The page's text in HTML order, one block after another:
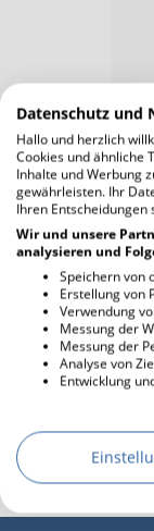
Datenschutz und
Hallo und herzlich
Cookies und ähnliche
Inhalte und Werbung
gewährleisten. Ihr
Ihren Entscheidungen
Wir und unsere
analysieren und
Speichern von
Erstellung von
Verwendung
Messung der
Messung der
Analyse von
Entwicklung